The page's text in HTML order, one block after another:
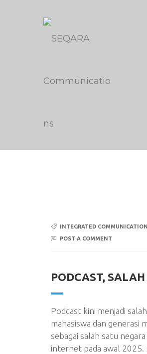
INTEGRATED
POST A COMMENT
PODCAST,
Podcast kini menjadi
mahasiswa dan generasi
sebagai salah satu
internet pada awal